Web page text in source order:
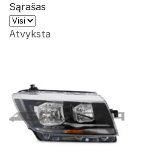
Sąrašas
Produktai
viename
Atvyksta